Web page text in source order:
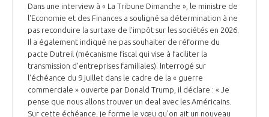
NOS MISSIONS
NOTRE HISTOIRE
LE CONSEIL DU GIFAS
L’ÉQUIPE DU GIFAS
NOS RÉSEAUX À L'INTERNATIONAL
FONCTIONNEMENT
GEADS
COMITÉ AERO PME
ACCOMPAGNEMENT DE NOS ADHÉRENTS
LES PROGRAMMES DU GIFAS
LA MÉDIATION
30
Dans une interview à « La Tribune Dimanche », le ministre de
l'Economie et des Finances a souligné sa détermination à ne
pas reconduire la surtaxe de l'impôt sur les sociétés en 2026.
Il a également indiqué ne pas souhaiter de réforme du
pacte Dutreil (mécanisme fiscal qui vise à faciliter la
transmission d'entreprises familiales). Interrogé sur
l'échéance du 9 juillet dans le cadre de la « guerre
commerciale » ouverte par Donald Trump, il déclare : « Je
pense que nous allons trouver un deal avec les Américains.
Sur cette échéance, je forme le vœu qu'on ait un nouveau